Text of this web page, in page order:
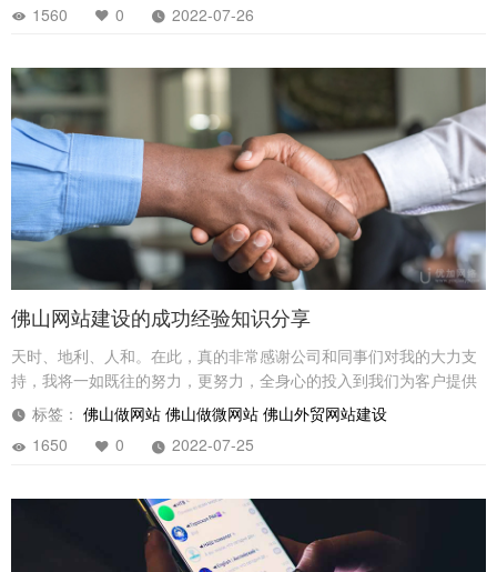
1560
0 2022-07-26
佛山网站建设的成功经验知识分享
天时、地利、人和。在此，真的非常感谢公司和同事们对我的大力支
持，我将一如既往的努力，更努力，全身心的投入到我们为客户提供
网站建设服务的事业当中。
标签： 佛山做网站 佛山做微网站 佛山外贸网站建设
1650
0 2022-07-25